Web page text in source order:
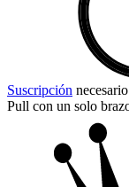
Suscripción necesario
Pull con un solo